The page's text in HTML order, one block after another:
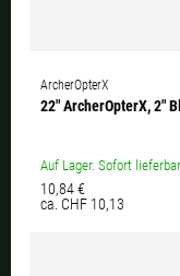
ArcherOpterX
22" ArcherOpterX, 2"
Auf Lager. Sofort
10,84 €
ca. CHF 10,13